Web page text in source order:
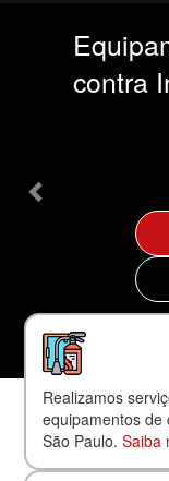
contra
Realizamos
equipamentos
São Paulo.Saiba